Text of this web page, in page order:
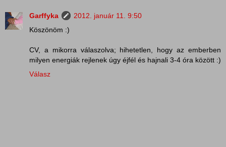
Garffyka
2012. január 11. 9:50
Köszönöm :)
CV, a mikorra válaszolva; hihetetlen, hogy az emberben
milyen energiák rejlenek úgy éjfél és hajnali 3-4 óra között :)
Válasz